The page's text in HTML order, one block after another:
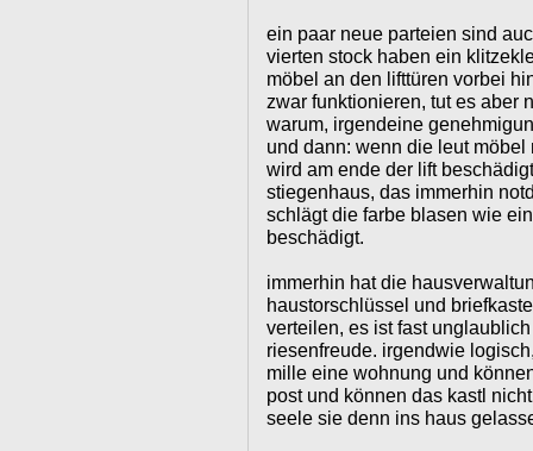
ein paar neue parteien sind
vierten stock haben ein
möbel an den lifttüren vorbei
zwar funktionieren, tut es aber
warum, irgendeine
und dann: wenn die leut
wird am ende der lift
stiegenhaus, das immerhin
schlägt die farbe blasen wie
beschädigt.
immerhin hat die
haustorschlüssel und
verteilen, es ist fast
riesenfreude. irgendwie
mille eine wohnung und
post und können das kastl
seele sie denn ins haus